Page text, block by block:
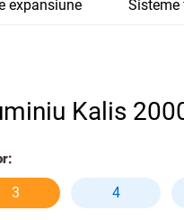
expansiune Sisteme
Kalis
3 4